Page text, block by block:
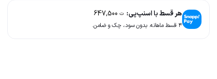
📦
🚚سریع به دستت می‌رسه
هر قسط با اسنپ‌پی: ت647,500
۴ قسط ماهانه. بدون سود، چک و ضامن.